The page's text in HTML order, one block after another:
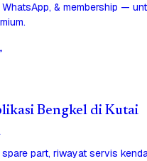
& membership —
Bengkel di Kutai
part, riwayat servis